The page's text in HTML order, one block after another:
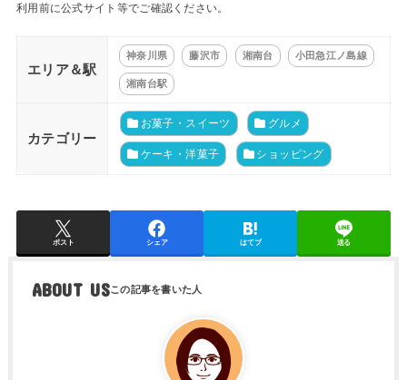
利用前に公式サイト等でご確認ください。
エリア＆駅
神奈川県 藤沢市 湘南台 小田急江ノ島線
湘南台駅
カテゴリー
お菓子・スイーツ グルメ
ケーキ・洋菓子 ショッピング
ポスト シェア はてブ 送る
ABOUT US